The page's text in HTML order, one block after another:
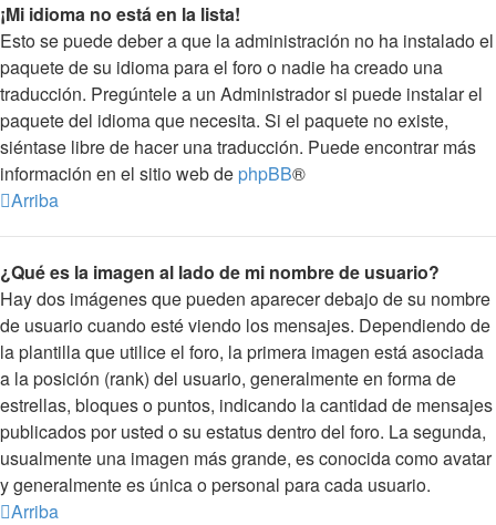
¡Mi idioma no está en la lista!
Esto se puede deber a que la administración no ha instalado el
paquete de su idioma para el foro o nadie ha creado una
traducción. Pregúntele a un Administrador si puede instalar el
paquete del idioma que necesita. Si el paquete no existe,
siéntase libre de hacer una traducción. Puede encontrar más
información en el sitio web de phpBB®
Arriba
¿Qué es la imagen al lado de mi nombre de usuario?
Hay dos imágenes que pueden aparecer debajo de su nombre
de usuario cuando esté viendo los mensajes. Dependiendo de
la plantilla que utilice el foro, la primera imagen está asociada
a la posición (rank) del usuario, generalmente en forma de
estrellas, bloques o puntos, indicando la cantidad de mensajes
publicados por usted o su estatus dentro del foro. La segunda,
usualmente una imagen más grande, es conocida como avatar
y generalmente es única o personal para cada usuario.
Arriba